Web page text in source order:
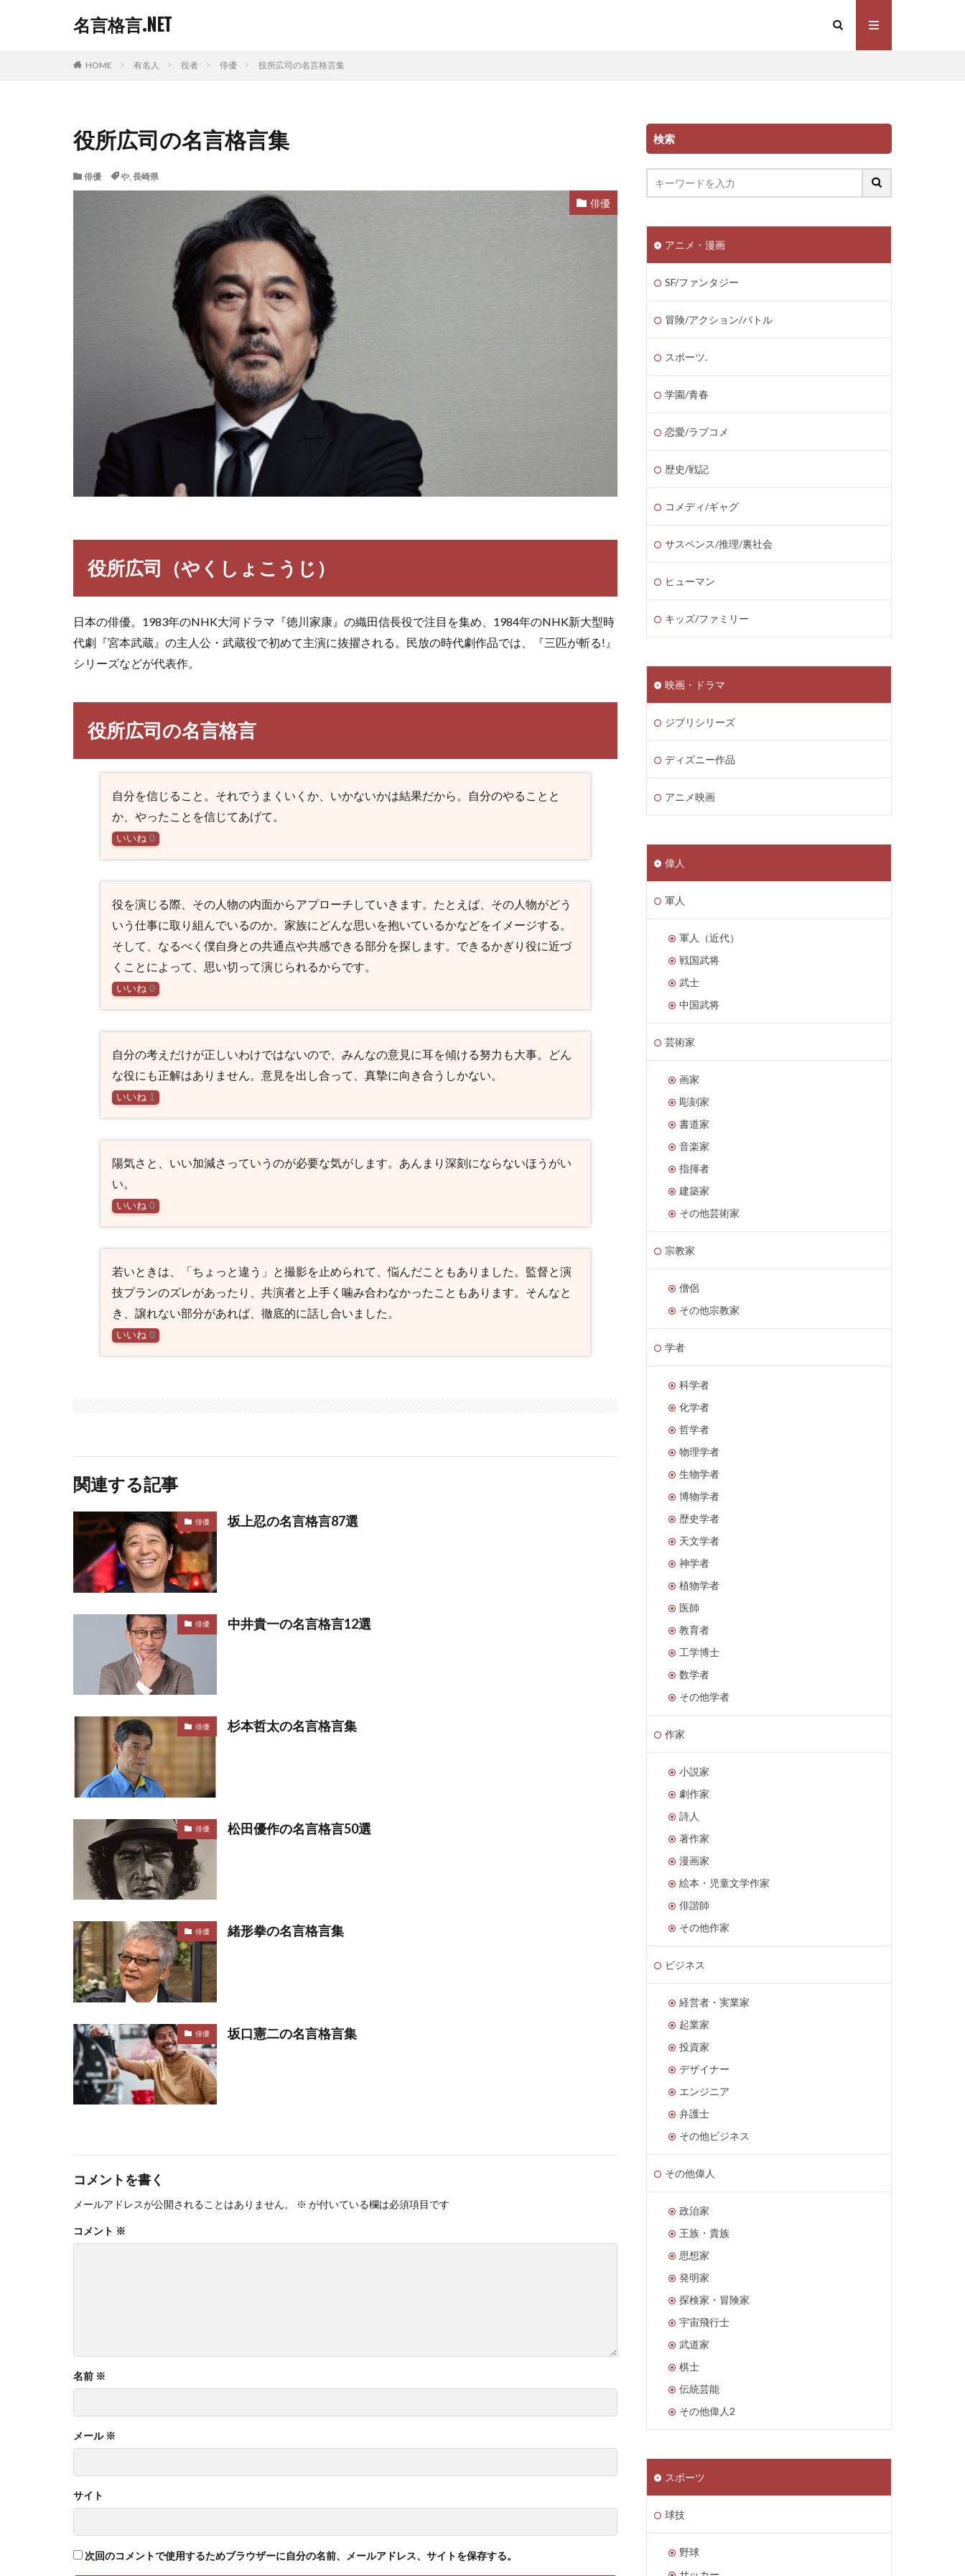
名言格言.NET
HOME 有名人 役者 俳優 役所広司の名言格言集
役所広司の名言格言集
俳優 や, 長崎県
俳優
役所広司（やくしょこうじ）
日本の俳優。1983年のNHK大河ドラマ『徳川家康』の織田信長役で注目を集め、1984年のNHK新大型時
代劇『宮本武蔵』の主人公・武蔵役で初めて主演に抜擢される。民放の時代劇作品では、『三匹が斬る!』
シリーズなどが代表作。
役所広司の名言格言
自分を信じること。それでうまくいくか、いかないかは結果だから。自分のやることと
か、やったことを信じてあげて。
いいね 0
役を演じる際、その人物の内面からアプローチしていきます。たとえば、その人物がどう
いう仕事に取り組んでいるのか。家族にどんな思いを抱いているかなどをイメージする。
そして、なるべく僕自身との共通点や共感できる部分を探します。できるかぎり役に近づ
くことによって、思い切って演じられるからです。
いいね 0
自分の考えだけが正しいわけではないので、みんなの意見に耳を傾ける努力も大事。どん
な役にも正解はありません。意見を出し合って、真摯に向き合うしかない。
いいね 1
陽気さと、いい加減さっていうのが必要な気がします。あんまり深刻にならないほうがい
い。
いいね 0
若いときは、「ちょっと違う」と撮影を止められて、悩んだこともありました。監督と演
技プランのズレがあったり、共演者と上手く噛み合わなかったこともあります。そんなと
き、譲れない部分があれば、徹底的に話し合いました。
いいね 0
関連する記事
俳優 坂上忍の名言格言87選
俳優 中井貴一の名言格言12選
俳優 杉本哲太の名言格言集
俳優 松田優作の名言格言50選
俳優 緒形拳の名言格言集
俳優 坂口憲二の名言格言集
コメントを書く
メールアドレスが公開されることはありません。 ※ が付いている欄は必須項目です
コメント ※
名前 ※
メール ※
サイト
次回のコメントで使用するためブラウザーに自分の名前、メールアドレス、サイトを保存する。
検索
アニメ・漫画
SF/ファンタジー
冒険/アクション/バトル
スポーツ.
学園/青春
恋愛/ラブコメ
歴史/戦記
コメディ/ギャグ
サスペンス/推理/裏社会
ヒューマン
キッズ/ファミリー
映画・ドラマ
ジブリシリーズ
ディズニー作品
アニメ映画
偉人
軍人
軍人（近代）
戦国武将
武士
中国武将
芸術家
画家
彫刻家
書道家
音楽家
指揮者
建築家
その他芸術家
宗教家
僧侶
その他宗教家
学者
科学者
化学者
哲学者
物理学者
生物学者
博物学者
歴史学者
天文学者
神学者
植物学者
医師
教育者
工学博士
数学者
その他学者
作家
小説家
劇作家
詩人
著作家
漫画家
絵本・児童文学作家
俳諧師
その他作家
ビジネス
経営者・実業家
起業家
投資家
デザイナー
エンジニア
弁護士
その他ビジネス
その他偉人
政治家
王族・貴族
思想家
発明家
探検家・冒険家
宇宙飛行士
武道家
棋士
伝統芸能
その他偉人2
スポーツ
球技
野球